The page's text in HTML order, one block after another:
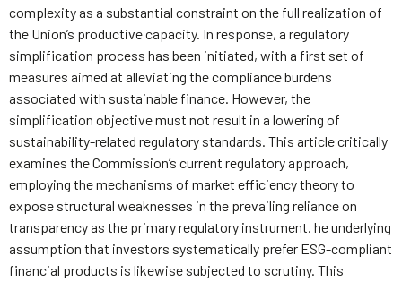
complexity as a substantial constraint on the full realization of
the Union’s productive capacity. In response, a regulatory
simplification process has been initiated, with a first set of
measures aimed at alleviating the compliance burdens
associated with sustainable finance. However, the
simplification objective must not result in a lowering of
sustainability-related regulatory standards. This article critically
examines the Commission’s current regulatory approach,
employing the mechanisms of market efficiency theory to
expose structural weaknesses in the prevailing reliance on
transparency as the primary regulatory instrument. he underlying
assumption that investors systematically prefer ESG-compliant
financial products is likewise subjected to scrutiny. This